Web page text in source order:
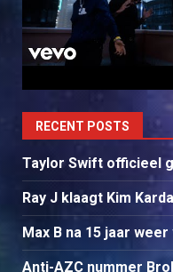
RECENT POSTS
Taylor Swift officieel
Ray J klaagt Kim
Max B na 15 jaar
Anti-AZC nummer